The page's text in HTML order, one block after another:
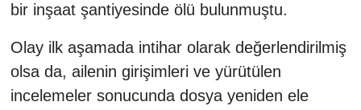
bir inşaat şantiyesinde ölü bulunmuştu.
Olay ilk aşamada intihar olarak değerlendirilmiş
olsa da, ailenin girişimleri ve yürütülen
incelemeler sonucunda dosya yeniden ele